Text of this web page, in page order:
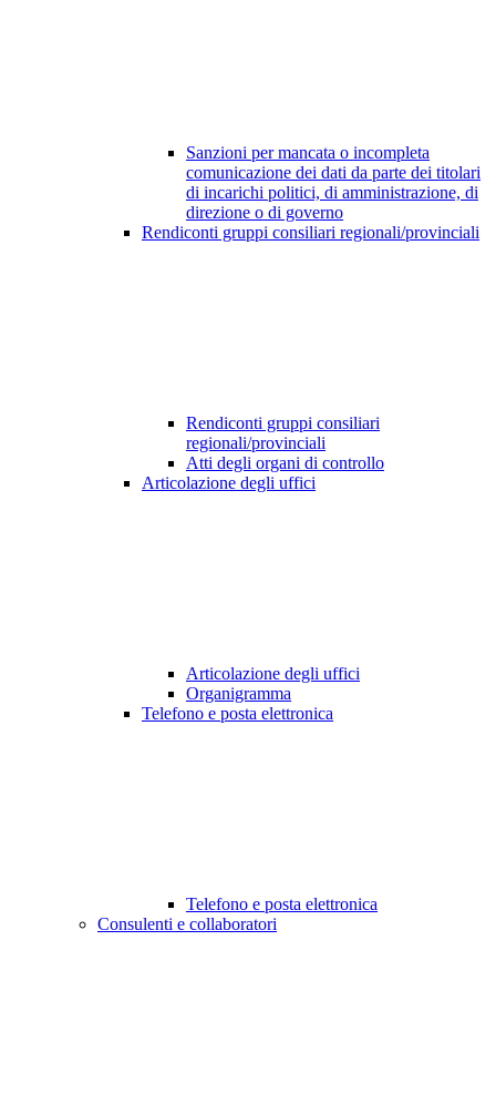
Sanzioni per mancata o incompleta
comunicazione dei dati da parte dei titolari
di incarichi politici, di amministrazione, di
direzione o di governo
Rendiconti gruppi consiliari regionali/provinciali
Rendiconti gruppi consiliari
regionali/provinciali
Atti degli organi di controllo
Articolazione degli uffici
Articolazione degli uffici
Organigramma
Telefono e posta elettronica
Telefono e posta elettronica
Consulenti e collaboratori